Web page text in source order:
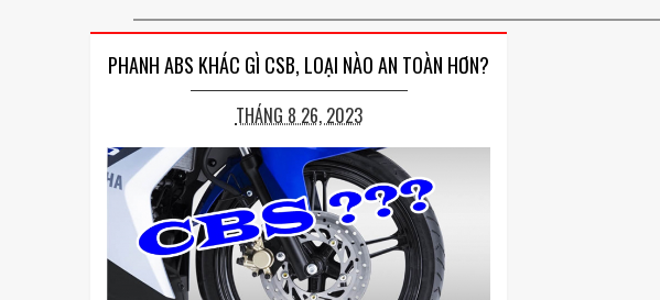
PHANH ABS KHÁC GÌ CSB, LOẠI NÀO AN TOÀN HƠN?
THÁNG 8 26, 2023